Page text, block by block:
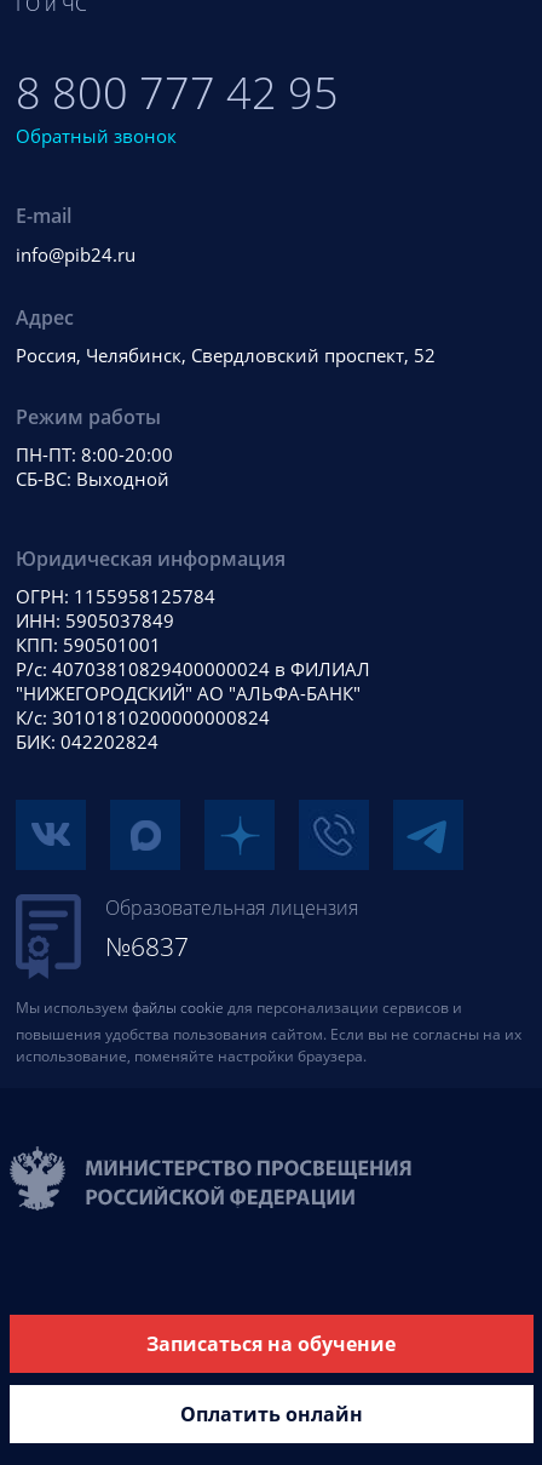
8 800 777 42 95
Обратный звонок
E-mail
info@pib24.ru
Адрес
Россия, Челябинск, Свердловский проспект, 52
Режим работы
ПН-ПТ: 8:00-20:00
СБ-ВС: Выходной
Юридическая информация
ОГРН: 1155958125784
ИНН: 5905037849
КПП: 590501001
Р/с: 40703810829400000024 в ФИЛИАЛ
"НИЖЕГОРОДСКИЙ" АО "АЛЬФА-БАНК"
К/с: 30101810200000000824
БИК: 042202824
Образовательная лицензия
№6837
Мы используем файлы cookie для персонализации сервисов и
повышения удобства пользования сайтом. Если вы не согласны на их
использование, поменяйте настройки браузера.
Записаться на обучение
Оплатить онлайн